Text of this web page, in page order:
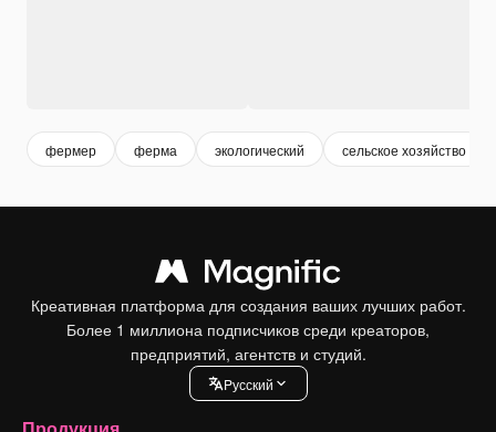
фермер ферма экологический сельское хозяйство
Креативная платформа для создания ваших лучших работ.
Более 1 миллиона подписчиков среди креаторов,
предприятий, агентств и студий.
Pусский